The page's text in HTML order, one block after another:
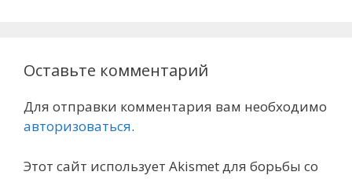
Оставьте комментарий
Для отправки комментария вам необходимо
авторизоваться.
Этот сайт использует Akismet для борьбы со